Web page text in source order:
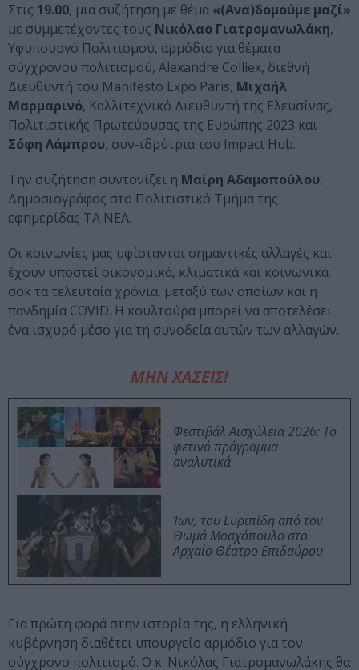
Στις 19.00, μια συζήτηση με θέμα «(Ανα)δομούμε μαζί»
με συμμετέχοντες τους Νικόλαο Γιατρομανωλάκη,
Υφυπουργό Πολιτισμού, αρμόδιο για θέματα
σύγχρονου πολιτισμού, Alexandre Colliex, διεθνή
Διευθυντή του Manifesto Expo Paris, Μιχαήλ
Μαρμαρινό, Καλλιτεχνικό Διευθυντή της Ελευσίνας,
Πολιτιστικής Πρωτεύουσας της Ευρώπης 2023 και
Σόφη Λάμπρου, συν-ιδρύτρια του Impact Hub.
Την συζήτηση συντονίζει η Μαίρη Αδαμοπούλου,
Δημοσιογράφος στο Πολιτιστικό Τμήμα της
εφημερίδας ΤΑ ΝΕΑ.
Οι κοινωνίες μας υφίστανται σημαντικές αλλαγές και
έχουν υποστεί οικονομικά, κλιματικά και κοινωνικά
σοκ τα τελευταία χρόνια, μεταξύ των οποίων και η
πανδημία COVID. Η κουλτούρα μπορεί να αποτελέσει
ένα ισχυρό μέσο για τη συνοδεία αυτών των αλλαγών.
ΜΗΝ ΧΑΣΕΙΣ!
Φεστιβάλ Αισχύλεια 2026: Το
φετινό πρόγραμμα
αναλυτικά
Ίων, του Ευριπίδη από τον
Θωμά Μοσχόπουλο στο
Αρχαίο Θέατρο Επιδαύρου
Για πρώτη φορά στην ιστορία της, η ελληνική
κυβέρνηση διαθέτει υπουργείο αρμόδιο για τον
σύγχρονο πολιτισμό. Ο κ. Νικόλας Γιατρομανωλάκης θα